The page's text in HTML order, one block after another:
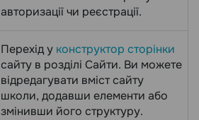
авторизації чи реєстрації.
Перехід у конструктор сторінки
сайту в розділі Сайти. Ви можете
відредагувати вміст сайту
школи, додавши елементи або
змінивши його структуру.